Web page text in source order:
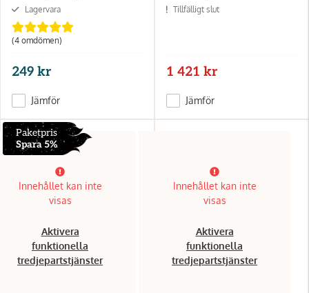
Lagervara
(4 omdömen)
249 kr
Jämför
Tillfälligt slut
1 421 kr
Jämför
Paketpris
Spara 5%
Innehållet kan inte
visas
Aktivera
funktionella
tredjepartstjänster
Innehållet kan inte
visas
Aktivera
funktionella
tredjepartstjänster